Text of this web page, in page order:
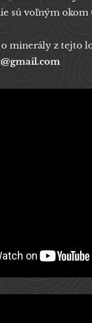
sú voľným okom
minerály z tejto